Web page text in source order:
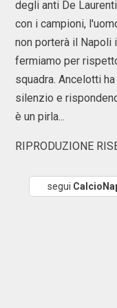
degli anti De
con i campioni,
non porterà il Napoli
fermiamo per
squadra. Ancelotti
silenzio e
è un pirla...
RIPRODUZIONE
segui